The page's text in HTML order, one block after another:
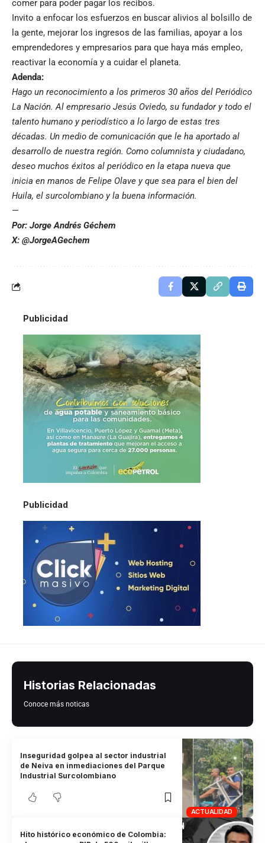
comer para poder pagar los recibos.
Invito a enfocar los esfuerzos en buscar alivios al bolsillo de
la gente, mejorar los ingresos de las familias, apoyar a los
emprendedores y empresarios para que haya más empleo,
reactivar la economía y a cuidar el planeta.
Adenda:
Hago un reconocimiento a los primeros 30 años del Periódico
La Nación. Al empresario Jesús Oviedo, su fundador y todo el
talento humano y periodístico a lo largo de estas tres
décadas. Un medio de comunicación que le ha aportado al
desarrollo de nuestra región. Como columnista y ciudadano,
deseo muchos éxitos al periódico en la etapa nueva que
inicia en manos de Felipe Olave y que sea para el bien del
Huila, el surcolombiano y la buena información.
—
Por: Jorge Andrés Géchem
X: @JorgeAGechem
Publicidad
Publicidad
Historias Relacionadas
Conoce más noticas
ACTUALIDAD
Inseguridad golpea al sector industrial
de Neiva en inmediaciones del Parque
Industrial Surcolombiano
Hito histórico económico de Colombia: